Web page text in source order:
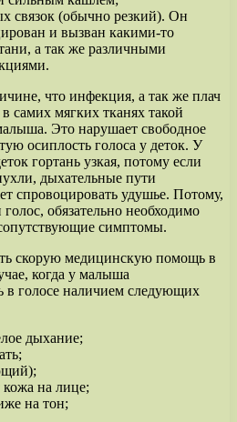
связок (обычно резкий). Он
и вызван какими-то
а так же различными
что инфекция, а так же плач
самих мягких тканях такой
Это нарушает свободное
осиплость голоса у деток. У
гортань узкая, потому если
дыхательные пути
спровоцировать удушье. Потому,
обязательно необходимо
симптомы.
скорую медицинскую помощь в
когда у малыша
в голосе наличием следующих
дыхание;
кожа на лице;
на тон;